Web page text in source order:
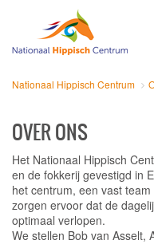
Nationaal Hippisch Centrum
OVER ONS
Het Nationaal Hippisch
en de fokkerij gevestigd in
het centrum, een vast
zorgen ervoor dat de
optimaal verlopen.
We stellen Bob van Asselt,